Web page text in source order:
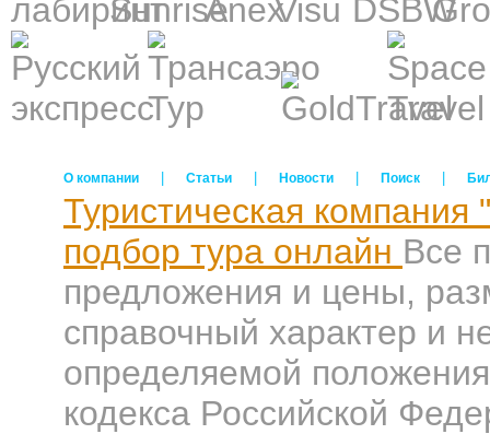
О компании Статьи Новости Поиск
Туристическая компания
подбор тура онлайн Все
предложения и цены,
справочный характер и
определяемой
кодекса Российской